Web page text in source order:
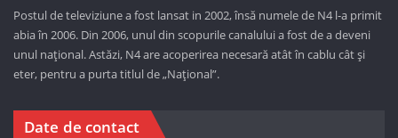
Postul de televiziune a fost lansat in 2002, însă numele de N4 l-a primit
abia în 2006. Din 2006, unul din scopurile canalului a fost de a deveni
unul național. Astăzi, N4 are acoperirea necesară atât în cablu cât și
eter, pentru a purta titlul de „Național”.
Date de contact